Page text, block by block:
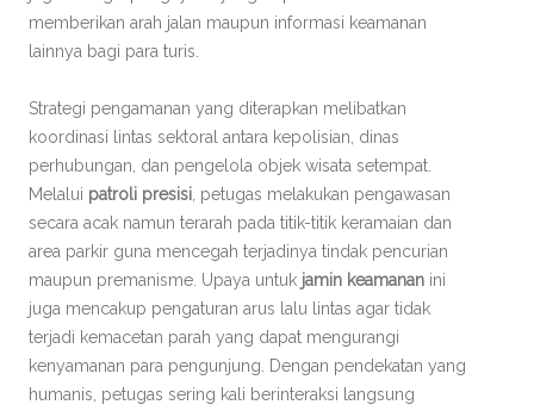
memberikan arah jalan maupun informasi keamanan
lainnya bagi para turis.
Strategi pengamanan yang diterapkan melibatkan
koordinasi lintas sektoral antara kepolisian, dinas
perhubungan, dan pengelola objek wisata setempat.
Melalui patroli presisi , petugas melakukan pengawasan
secara acak namun terarah pada titik-titik keramaian dan
area parkir guna mencegah terjadinya tindak pencurian
maupun premanisme. Upaya untuk jamin keamanan ini
juga mencakup pengaturan arus lalu lintas agar tidak
terjadi kemacetan parah yang dapat mengurangi
kenyamanan para pengunjung. Dengan pendekatan yang
humanis, petugas sering kali berinteraksi langsung